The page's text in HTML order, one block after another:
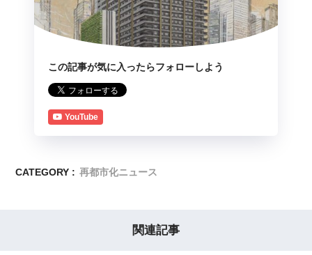
この記事が気に入ったらフォローしよう
YouTube
CATEGORY : 再都市化ニュース
関連記事